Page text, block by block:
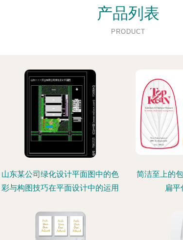
产品列表
PRODUCT
山东某公司绿化设计平面图中的色
彩与构图技巧在平面设计中的运用
简洁至上的
扁平